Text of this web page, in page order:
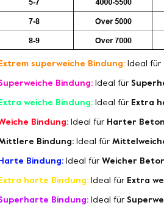
superweiche Bindung: Ideal für
Bindung: Ideal für
weiche Bindung: Ideal für Extra
Bindung: Ideal für Harter Beton
Bindung: Ideal für
Bindung: Ideal für Weicher
harte Bindung: Ideal für Extra
Bindung: Ideal für